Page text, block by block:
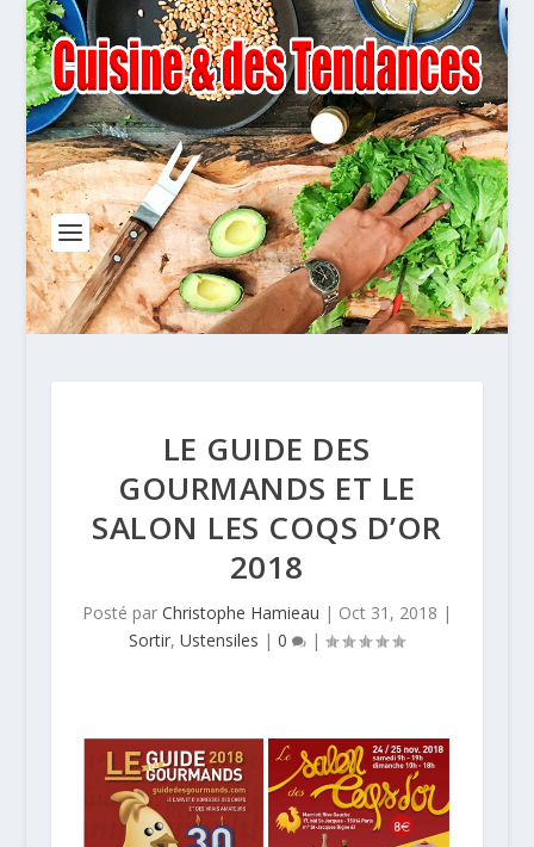
LE GUIDE DES
GOURMANDS ET LE
SALON LES COQS D’OR
2018
Posté par Christophe Hamieau | Oct 31, 2018 |
Sortir,Ustensiles |0 |